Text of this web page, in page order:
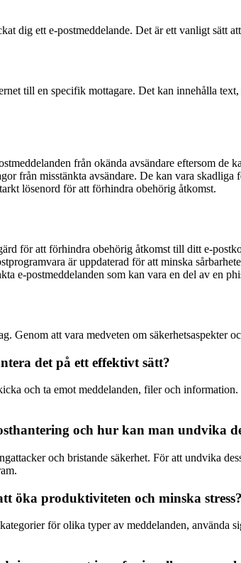
dig ett e-postmeddelande. Det är ett vanligt sätt
till en specifik mottagare. Det kan innehålla
från okända avsändare eftersom de
från misstänkta avsändare. De kan vara skadliga
lösenord för att förhindra obehörig åtkomst.
för att förhindra obehörig åtkomst till ditt e-
är uppdaterad för att minska
e-postmeddelanden som kan vara en del av en
Genom att vara medveten om säkerhetsaspekter
det på ett effektivt sätt?
och ta emot meddelanden, filer och
och hur kan man undvika
och bristande säkerhet. För att undvika
öka produktiviteten och minska stress?
för olika typer av meddelanden, använda